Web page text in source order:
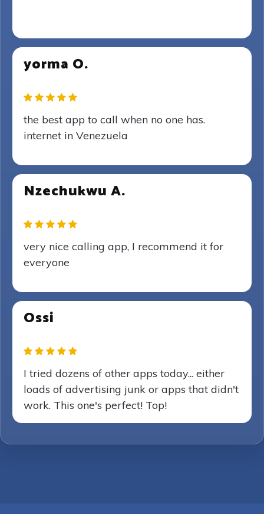
yorma O.
the best app to call when no one has.
internet in Venezuela
Nzechukwu A.
very nice calling app, I recommend it for
everyone
Ossi
I tried dozens of other apps today... either
loads of advertising junk or apps that didn't
work. This one's perfect! Top!